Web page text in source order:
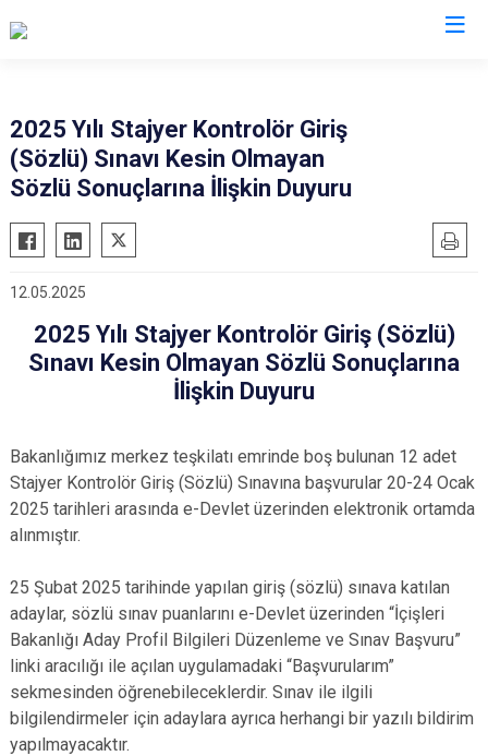
2025 Yılı Stajyer Kontrolör Giriş
(Sözlü) Sınavı Kesin Olmayan
Sözlü Sonuçlarına İlişkin Duyuru
12.05.2025
2025 Yılı Stajyer Kontrolör Giriş (Sözlü)
Sınavı Kesin Olmayan Sözlü Sonuçlarına
İlişkin Duyuru
Bakanlığımız merkez teşkilatı emrinde boş bulunan 12 adet
Stajyer Kontrolör Giriş (Sözlü) Sınavına başvurular 20-24 Ocak
2025 tarihleri arasında e-Devlet üzerinden elektronik ortamda
alınmıştır.
25 Şubat 2025 tarihinde yapılan giriş (sözlü) sınava katılan
adaylar, sözlü sınav puanlarını e-Devlet üzerinden “İçişleri
Bakanlığı Aday Profil Bilgileri Düzenleme ve Sınav Başvuru”
linki aracılığı ile açılan uygulamadaki “Başvurularım”
sekmesinden öğrenebileceklerdir. Sınav ile ilgili
bilgilendirmeler için adaylara ayrıca herhangi bir yazılı bildirim
yapılmayacaktır.